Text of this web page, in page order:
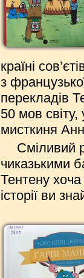
країні
з
перекладів
50 мов світу,
мисткиня
Сміливий
чиказькими
Тентену
історії ви